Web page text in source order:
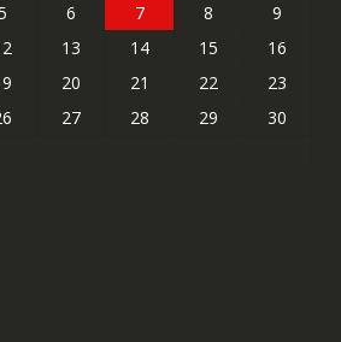
6 7 8
9
13 14 15
16
20 21 22
23
27 28 29
30